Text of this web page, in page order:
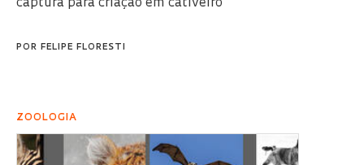
captura para criação em cativeiro
POR FELIPE FLORESTI
ZOOLOGIA